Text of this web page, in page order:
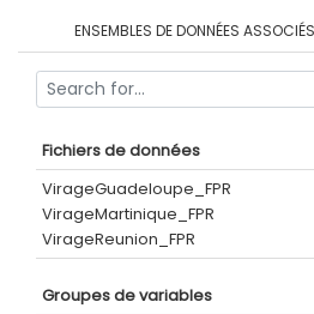
ENSEMBLES DE DONNÉES ASSOCIÉS
Fichiers de données
VirageGuadeloupe_FPR
VirageMartinique_FPR
VirageReunion_FPR
Groupes de variables